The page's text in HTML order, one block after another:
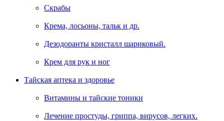
Скрабы
Крема, лосьоны, тальк и др.
Дезодоранты кристалл шариковый.
Крем для рук и ног
Тайская аптека и здоровье
Витамины и тайские тоники
Лечение простуды, гриппа, вирусов, легких.